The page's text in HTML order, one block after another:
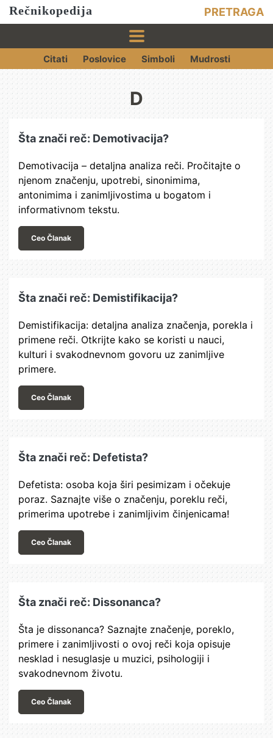
Rečnikopedija PRETRAGA
Citati Poslovice Simboli Mudrosti
D
Šta znači reč: Demotivacija?
Demotivacija – detaljna analiza reči. Pročitajte o
njenom značenju, upotrebi, sinonimima,
antonimima i zanimljivostima u bogatom i
informativnom tekstu.
Ceo Članak
Šta znači reč: Demistifikacija?
Demistifikacija: detaljna analiza značenja, porekla i
primene reči. Otkrijte kako se koristi u nauci,
kulturi i svakodnevnom govoru uz zanimljive
primere.
Ceo Članak
Šta znači reč: Defetista?
Defetista: osoba koja širi pesimizam i očekuje
poraz. Saznajte više o značenju, poreklu reči,
primerima upotrebe i zanimljivim činjenicama!
Ceo Članak
Šta znači reč: Dissonanca?
Šta je dissonanca? Saznajte značenje, poreklo,
primere i zanimljivosti o ovoj reči koja opisuje
nesklad i nesuglasje u muzici, psihologiji i
svakodnevnom životu.
Ceo Članak